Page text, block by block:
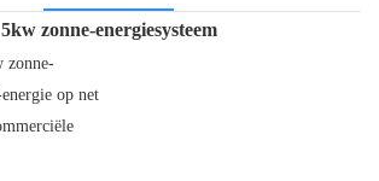
5kw zonne-energiesysteem